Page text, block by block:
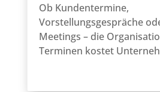
Ob Kundentermine,
Vorstellungsgespräche
Meetings – die
Terminen kostet